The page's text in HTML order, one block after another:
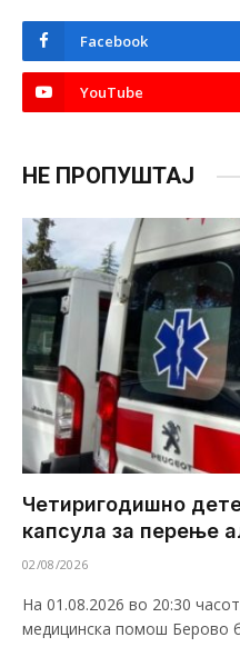
Facebook
YouTube
НЕ ПРОПУШТАЈ
Четиригодишно
капсула за перење
02/08/2026
На 01.08.2026 во 20:30
медицинска помош Берово